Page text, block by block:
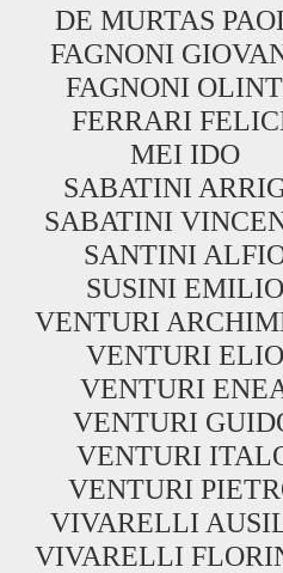
DE MURTAS
FAGNONI
FAGNONI
FERRARI
MEI IDO
SABATINI
SABATINI
SANTINI
SUSINI EMILIO
VENTURI
VENTURI ELIO
VENTURI
VENTURI
VENTURI
VENTURI
VIVARELLI
VIVARELLI